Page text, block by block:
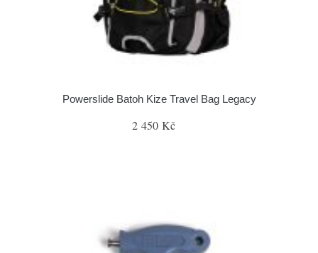
Powerslide Batoh Kize Travel Bag Legacy
2 450 Kč